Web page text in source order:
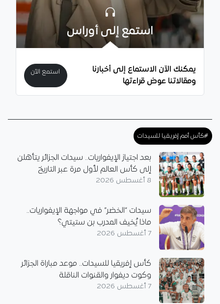
استمع إلى أوراس
يمكنك الآن الاستماع إلى أخبارنا
ومقالاتنا عوض قراءتها
استمع الآن
#كأس أمم إفريقيا للسيدات
بعد اجتياز الإيفواريات.. سيدات الجزائر يتأهلن
إلى كأس العالم لأول مرة عبر التاريخ
8 أغسطس 2026
سيدات “الخضر” في مواجهة الإيفواريات..
ماذا يُخيف المدرب بن ستيتي؟
7 أغسطس 2026
كأس إفريقيا للسيدات.. موعد مباراة الجزائر
وكوت ديفوار والقنوات الناقلة
7 أغسطس 2026